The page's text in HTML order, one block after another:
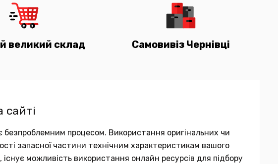
великий склад Самовивіз Чернівці
сайті
безпроблемним процесом. Використання оригінальних чи
запасної частини технічним характеристикам вашого
можливість використання онлайн ресурсів для підбору